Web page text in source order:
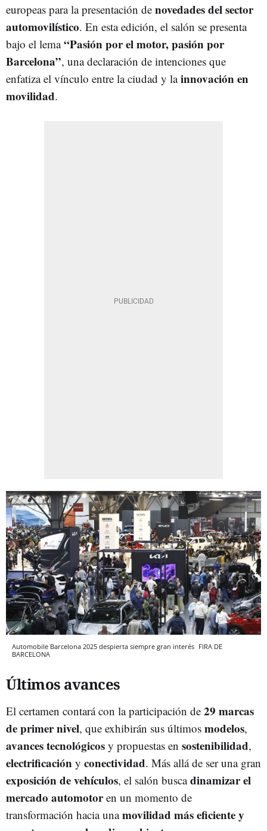
europeas para la presentación de novedades del sector
automovilístico. En esta edición, el salón se presenta
bajo el lema“Pasión por el motor, pasión por
Barcelona”, una declaración de intenciones que
enfatiza el vínculo entre la ciudad y lainnovación en
movilidad.
Automobile Barcelona 2025 despierta siempre gran interés FIRA DE
BARCELONA
Últimos avances
El certamen contará con la participación de 29 marcas
de primer nivel, que exhibirán sus últimos modelos,
avances tecnológicos y propuestas en sostenibilidad,
electrificación y conectividad. Más allá de ser una gran
exposición de vehículos, el salón buscadinamizar el
mercado automotoren un momento de
transformación hacia unamovilidad más eficiente y